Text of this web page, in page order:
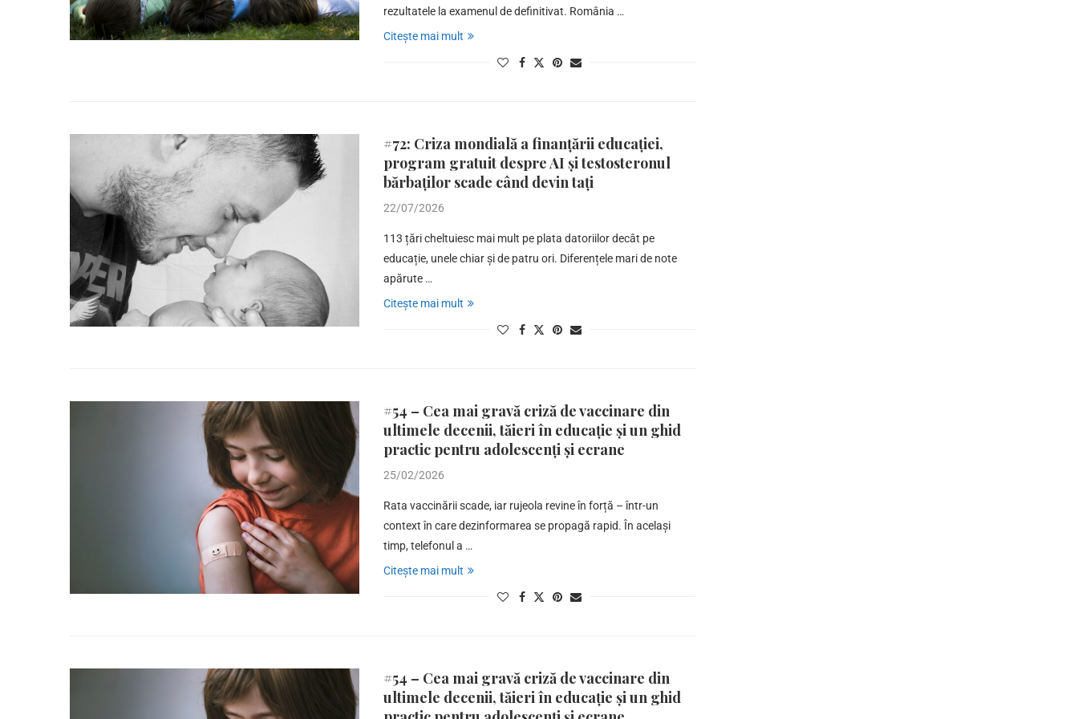
rezultatele la examenul de definitivat. România …
Citește mai mult
#72: Criza mondială a finanțării educației,
program gratuit despre AI și testosteronul
bărbaților scade când devin tați
22/07/2026
113 țări cheltuiesc mai mult pe plata datoriilor decât pe
educație, unele chiar și de patru ori. Diferențele mari de note
apărute …
Citește mai mult
#54 – Cea mai gravă criză de vaccinare din
ultimele decenii, tăieri în educație și un ghid
practic pentru adolescenți și ecrane
25/02/2026
Rata vaccinării scade, iar rujeola revine în forță – într-un
context în care dezinformarea se propagă rapid. În același
timp, telefonul a …
Citește mai mult
#54 – Cea mai gravă criză de vaccinare din
ultimele decenii, tăieri în educație și un ghid